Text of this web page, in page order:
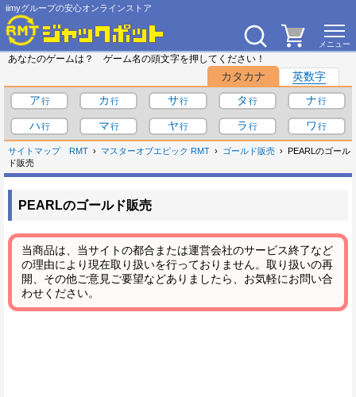
iimyグループの安心オンラインストア
あなたのゲームは？ ゲーム名の頭文字を押してください！
カタカナ
英数字
ア
カ サ タ
ナ
ハ
マ ヤ ラ ワ
サイトマップ RMT マスターオブエピック RMT ゴールド販売
PEARLのゴール
ド販売
PEARLのゴールド販売
当商品は、当サイトの都合または運営会社のサービス終了など
の理由により現在取り扱いを行っておりません。取り扱いの再
開、その他ご意見ご要望などありましたら、お気軽にお問い合
わせください。